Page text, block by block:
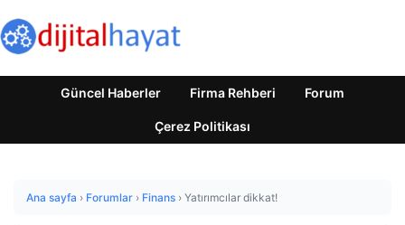
Güncel Haberler Firma Rehberi Forum
Çerez Politikası
Ana sayfa › Forumlar › Finans › Yatırımcılar dikkat!